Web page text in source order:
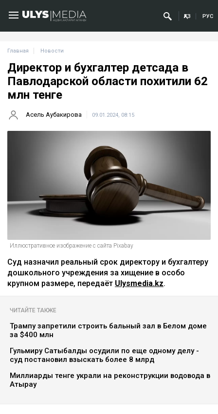
ҚАЗ РУС
Главная Новости
Директор и бухгалтер детсада в
Павлодарской области похитили 62
млн тенге
Асель Аубакирова 09.01.2024, 08:15
Иллюстративное изображение с сайта Pixabay
Суд назначил реальный срок директору и бухгалтеру
дошкольного учреждения за хищение в особо
крупном размере, передаёт Ulysmedia.kz.
ЧИТАЙТЕ ТАКЖЕ
Трампу запретили строить бальный зал в Белом доме
за $400 млн
Гульмиру Сатыбалды осудили по еще одному делу -
суд постановил взыскать более 8 млрд
Миллиарды тенге украли на реконструкции водовода в
Атырау